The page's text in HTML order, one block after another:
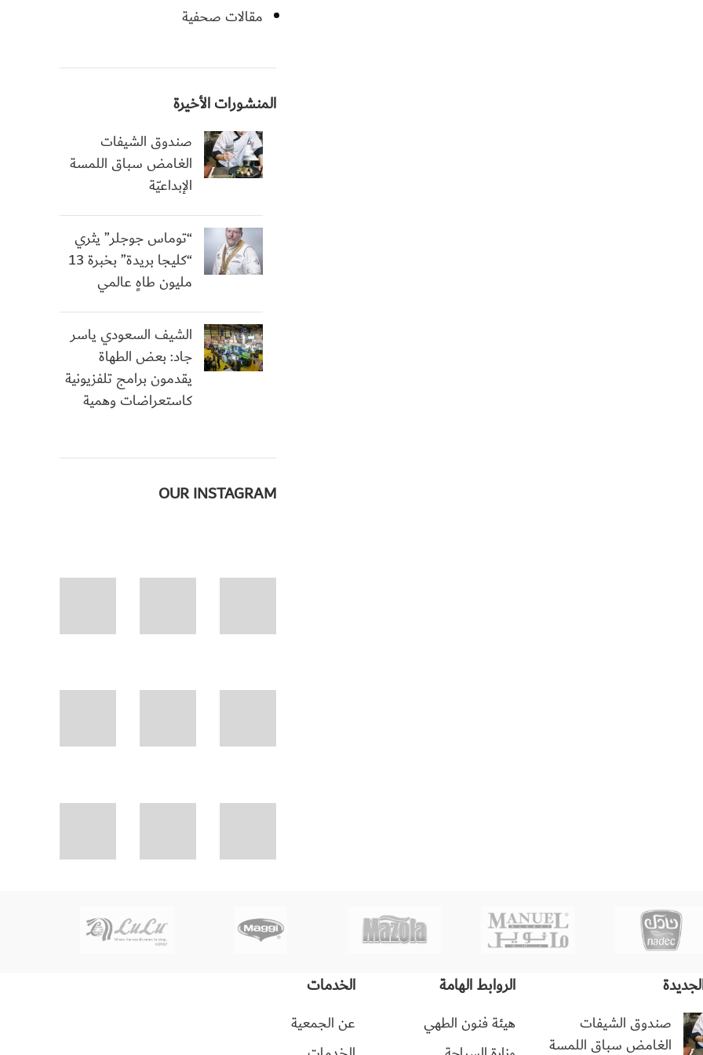
مقالات صحفية
المنشورات الأخيرة
صندوق الشيفات
الغامض سباق اللمسة
الإبداعيّة
“توماس جوجلر” يثري
“كليجا بريدة” بخبرة 13
مليون طاهٍ عالمي
الشيف السعودي ياسر
جاد: بعض الطهاة
يقدمون برامج تلفزيونية
كاستعراضات وهمية
OUR INSTAGRAM
صندوق الشيفات
الغامض سباق اللمسة
الروابط الهامة
هيئة فنون الطهي
الخدمات
عن الجمعية